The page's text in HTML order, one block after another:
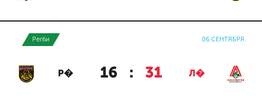
Регби 06 СЕНТЯБРЯ
Р� 16 : 31 Л�